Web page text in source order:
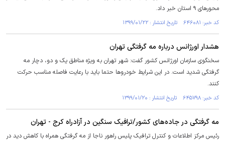
محورهای ۹ استان خبر داد.
کد خبر: ۶۴۶۰۸۱ تاریخ انتشار : ۱۳۹۹/۰۱/۲۲
هشدار اورژانس درباره مه گرفتگی تهران
سخنگوی سازمان اورژانس کشور گفت: شهر تهران به ویژه مناطق یک و دو، دچار مه
گرفتگی شدید است. در این شرایط خودروها حتما باید با رعایت فاصله مناسب حرکت
کنند.
کد خبر: ۶۴۵۷۹۸ تاریخ انتشار : ۱۳۹۹/۰۱/۲۰
مه گرفتگی در جاده‌های کشور/ترافیک سنگین در آزادراه کرج - تهران
رئیس مرکز اطلاعات و کنترل ترافیک پلیس راهور ناجا از مه گرفتگی همراه با کاهش دید در